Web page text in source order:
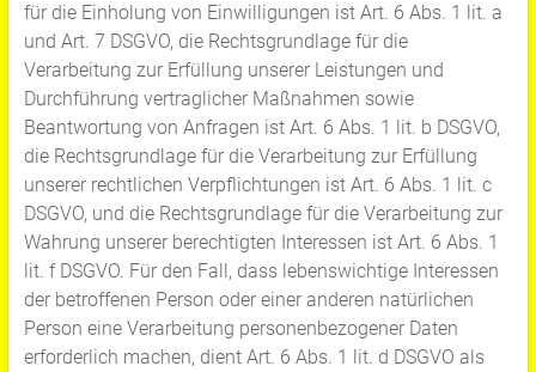
für die Einholung von Einwilligungen ist Art. 6 Abs. 1 lit. a
und Art. 7 DSGVO, die Rechtsgrundlage für die
Verarbeitung zur Erfüllung unserer Leistungen und
Durchführung vertraglicher Maßnahmen sowie
Beantwortung von Anfragen ist Art. 6 Abs. 1 lit. b DSGVO,
die Rechtsgrundlage für die Verarbeitung zur Erfüllung
unserer rechtlichen Verpflichtungen ist Art. 6 Abs. 1 lit. c
DSGVO, und die Rechtsgrundlage für die Verarbeitung zur
Wahrung unserer berechtigten Interessen ist Art. 6 Abs. 1
lit. f DSGVO. Für den Fall, dass lebenswichtige Interessen
der betroffenen Person oder einer anderen natürlichen
Person eine Verarbeitung personenbezogener Daten
erforderlich machen, dient Art. 6 Abs. 1 lit. d DSGVO als